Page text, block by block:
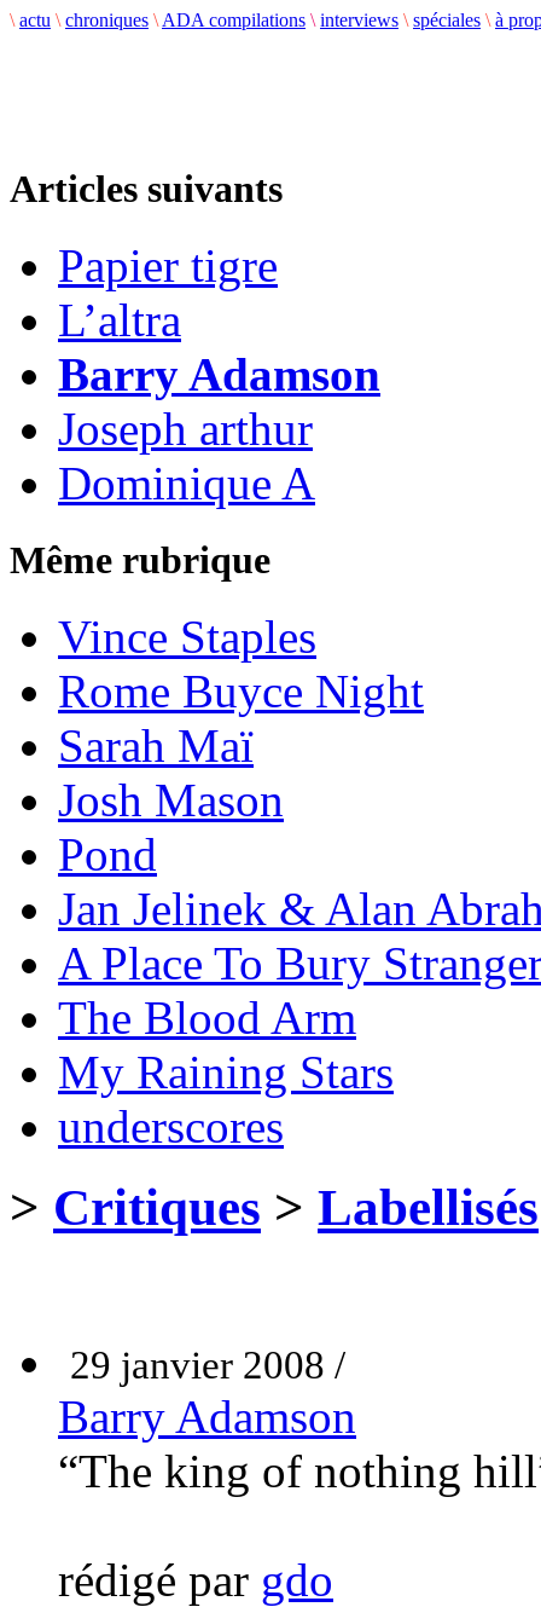
\ actu \ chroniques \ ADA compilations \ interviews \ spéciales \ à
Articles suivants
Papier tigre
L’altra
Barry Adamson
Joseph arthur
Dominique A
Même rubrique
Vince Staples
Rome Buyce Night
Sarah Maï
Josh Mason
Pond
Jan Jelinek & Alan
A Place To Bury
The Blood Arm
My Raining Stars
underscores
> Critiques > Labellisés
29 janvier 2008 /
Barry Adamson
“The king of nothing
rédigé par gdo